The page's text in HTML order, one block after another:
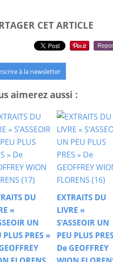
CET ARTICLE
à la newsletter
aimerez aussi :
DU
«
UN
PLUS PRES »
EXTRAITS DU
LIVRE «
S’ASSEOIR UN
PEU PLUS
De GEOFFREY